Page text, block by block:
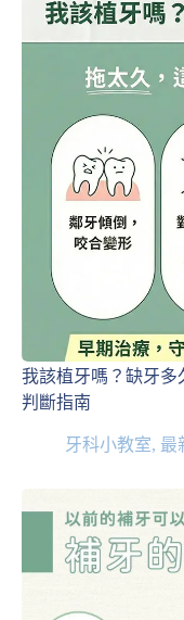
我該植牙嗎？缺牙多
判斷指南
牙科小教室, 最